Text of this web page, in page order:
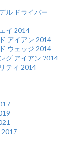
ル ドライバー
イ 2014
アイアン 2014
ウェッジ 2014
グ アイアン 2014
ティ 2014
2017